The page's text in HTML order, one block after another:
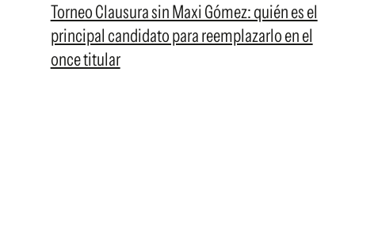
Torneo Clausura sin Maxi Gómez: quién es el
principal candidato para reemplazarlo en el
once titular